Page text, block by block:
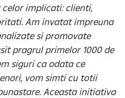
implicati: clienti,
Am invatat impreuna
si promovate
pragrul primelor 1000 de
siguri ca odata ce
vom simti cu totii
Aceasta initiativa